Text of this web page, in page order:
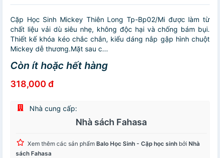
Cặp Học Sinh Mickey Thiên Long Tp-Bp02/Mi được làm từ
chất liệu vải dù siêu nhẹ, không độc hại và chống bám bụi.
Thiết kế khóa kéo chắc chắn, kiểu dáng nắp gập hình chuột
Mickey dễ thương.Mặt sau c...
Còn ít hoặc hết hàng
318,000 đ
Nhà cung cấp:
Nhà sách Fahasa
Xem thêm các sản phẩm Balo Học Sinh - Cặp học sinh bởi Nhà
sách Fahasa